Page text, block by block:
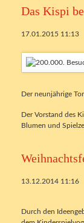
Das Kispi
17.01.2015 11:13
Der neunjährige
Der Vorstand des
Blumen und
13.12.2014 11:16
Durch den